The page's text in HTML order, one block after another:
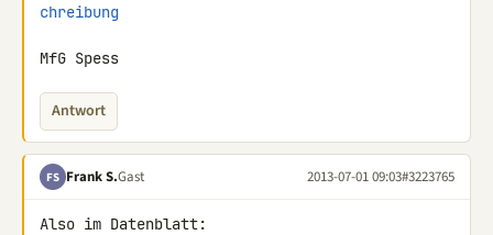
chreibung
MfG Spess
Antwort
FS Frank S.Gast 2013-07-01 09:03#3223765
Also im Datenblatt: